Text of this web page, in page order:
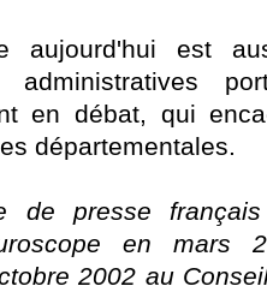
aujourd'hui est
administratives
en débat, qui
départementales.
presse
en mars
2002 au